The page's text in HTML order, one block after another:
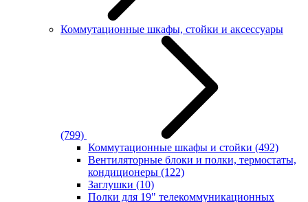
Коммутационные шкафы, стойки и аксессуары
(799)
Коммутационные шкафы и стойки (492)
Вентиляторные блоки и полки, термостаты,
кондиционеры (122)
Заглушки (10)
Полки для 19" телекоммуникационных